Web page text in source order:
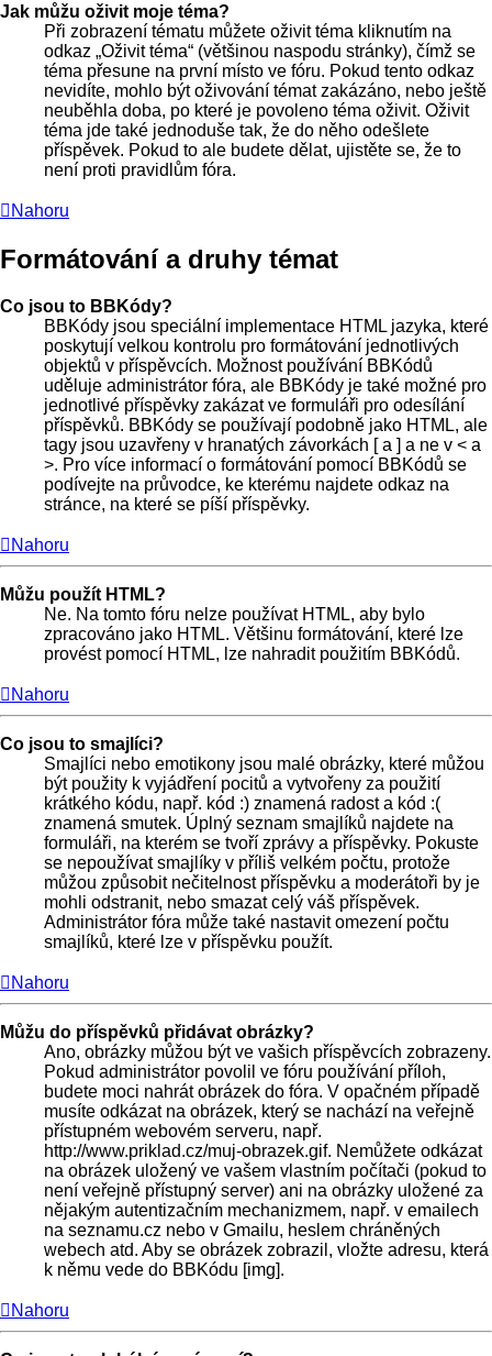
Jak můžu oživit moje téma?
Při zobrazení tématu můžete oživit téma kliknutím na
odkaz „Oživit téma“ (většinou naspodu stránky), čímž se
téma přesune na první místo ve fóru. Pokud tento odkaz
nevidíte, mohlo být oživování témat zakázáno, nebo ještě
neuběhla doba, po které je povoleno téma oživit. Oživit
téma jde také jednoduše tak, že do něho odešlete
příspěvek. Pokud to ale budete dělat, ujistěte se, že to
není proti pravidlům fóra.
Nahoru
Formátování a druhy témat
Co jsou to BBKódy?
BBKódy jsou speciální implementace HTML jazyka, které
poskytují velkou kontrolu pro formátování jednotlivých
objektů v příspěvcích. Možnost používání BBKódů
uděluje administrátor fóra, ale BBKódy je také možné pro
jednotlivé příspěvky zakázat ve formuláři pro odesílání
příspěvků. BBKódy se používají podobně jako HTML, ale
tagy jsou uzavřeny v hranatých závorkách [ a ] a ne v < a
>. Pro více informací o formátování pomocí BBKódů se
podívejte na průvodce, ke kterému najdete odkaz na
stránce, na které se píší příspěvky.
Nahoru
Můžu použít HTML?
Ne. Na tomto fóru nelze používat HTML, aby bylo
zpracováno jako HTML. Většinu formátování, které lze
provést pomocí HTML, lze nahradit použitím BBKódů.
Nahoru
Co jsou to smajlíci?
Smajlíci nebo emotikony jsou malé obrázky, které můžou
být použity k vyjádření pocitů a vytvořeny za použití
krátkého kódu, např. kód :) znamená radost a kód :(
znamená smutek. Úplný seznam smajlíků najdete na
formuláři, na kterém se tvoří zprávy a příspěvky. Pokuste
se nepoužívat smajlíky v příliš velkém počtu, protože
můžou způsobit nečitelnost příspěvku a moderátoři by je
mohli odstranit, nebo smazat celý váš příspěvek.
Administrátor fóra může také nastavit omezení počtu
smajlíků, které lze v příspěvku použít.
Nahoru
Můžu do příspěvků přidávat obrázky?
Ano, obrázky můžou být ve vašich příspěvcích zobrazeny.
Pokud administrátor povolil ve fóru používání příloh,
budete moci nahrát obrázek do fóra. V opačném případě
musíte odkázat na obrázek, který se nachází na veřejně
přístupném webovém serveru, např.
http://www.priklad.cz/muj-obrazek.gif. Nemůžete odkázat
na obrázek uložený ve vašem vlastním počítači (pokud to
není veřejně přístupný server) ani na obrázky uložené za
nějakým autentizačním mechanizmem, např. v emailech
na seznamu.cz nebo v Gmailu, heslem chráněných
webech atd. Aby se obrázek zobrazil, vložte adresu, která
k němu vede do BBKódu [img].
Nahoru